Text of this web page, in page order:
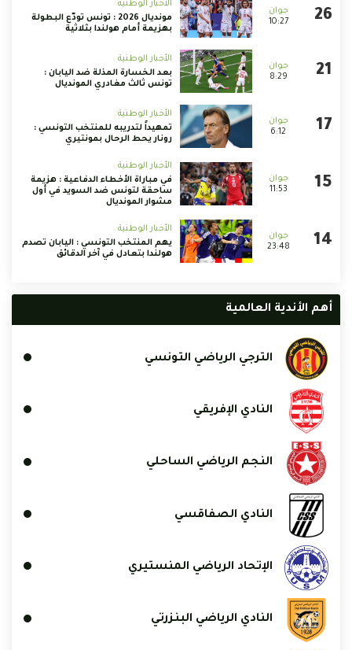
10:27
الأخبار الوطنية
مونديال 2026 : تونس تودّع البطولة
بهزيمة أمام هولندا بثلاثية
8:29
الأخبار الوطنية
بعد الخسارة المذلة ضد اليابان :
تونس ثالث مغادري المونديال
6:12
الأخبار الوطنية
تمهيداً لتدريبه للمنتخب التونسي :
رونار يحط الرحال بمونتيري
11:53
الأخبار الوطنية
في مباراة الأخطاء الدفاعية : هزيمة
ساحقة لتونس ضد السويد في أول
مشوار المونديال
23:48
الأخبار الوطنية
يهم المنتخب التونسي : اليابان تصدم
هولندا بتعادل في آخر الدقائق
أهم الأندية العالمية
الترجي الرياضي التونسي
النادي الإفريقي
النجم الرياضي الساحلي
النادي الصفاقسي
الإتحاد الرياضي المنستيري
النادي الرياضي البنزرتي